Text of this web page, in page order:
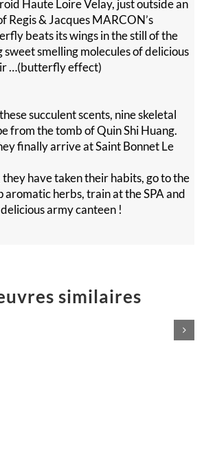
Haute Loire Velay, just outside an
Regis & Jacques MARCON’s
beats its wings in the still of the
smelling molecules of delicious
…(butterfly effect)
succulent scents, nine skeletal
from the tomb of Quin Shi Huang.
finally arrive at Saint Bonnet Le
have taken their habits, go to the
aromatic herbs, train at the SPA and
army canteen !
similaires